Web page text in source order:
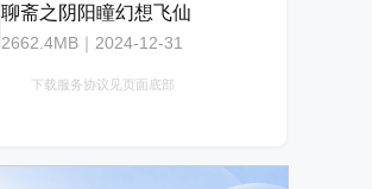
聊斋之阴阳瞳幻想飞仙
2662.4MB｜2024-12-31
下载服务协议见页面底部